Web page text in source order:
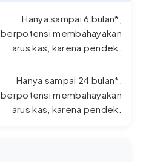
Hanya sampai 6 bulan*,
berpotensi membahayakan
arus kas, karena pendek.
Hanya sampai 24 bulan*,
berpotensi membahayakan
arus kas, karena pendek.